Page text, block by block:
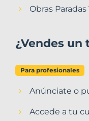
Obras Paradas
¿Vendes un
Para profesionales
Anúnciate o
Accede a tu